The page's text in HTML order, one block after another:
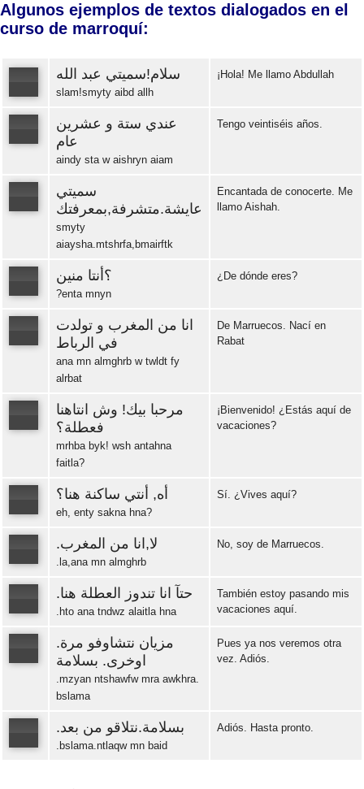
Algunos ejemplos de textos dialogados en el
curso de marroquí:
سلام!سميتي عبد الله
slam!smyty aibd allh
¡Hola! Me llamo Abdullah
عندي ستة و عشرين
عام
aindy sta w aishryn aiam
Tengo veintiséis años.
سميتي
عايشة.متشرفة,بمعرفتك
smyty
aiaysha.mtshrfa,bmairftk
Encantada de conocerte. Me
llamo Aishah.
؟أنتا منين
?enta mnyn
¿De dónde eres?
انا من المغرب و تولدت
في الرباط
ana mn almghrb w twldt fy
alrbat
De Marruecos. Nací en
Rabat
مرحبا بيك! وش انتاهنا
فعطلة؟
mrhba byk! wsh antahna
faitla?
¡Bienvenido! ¿Estás aquí de
vacaciones?
أه, أنتي ساكنة هنا؟
eh, enty sakna hna?
Sí. ¿Vives aquí?
.لا,انا من المغرب
.la,ana mn almghrb
No, soy de Marruecos.
.حتآ انا تندوز العطلة هنا
.hto ana tndwz alaitla hna
También estoy pasando mis
vacaciones aquí.
.مزيان نتشاوفو مرة
اوخرى. بسلامة
.mzyan ntshawfw mra awkhra.
bslama
Pues ya nos veremos otra
vez. Adiós.
.بسلامة.نتلاقو من بعد
.bslama.ntlaqw mn baid
Adiós. Hasta pronto.